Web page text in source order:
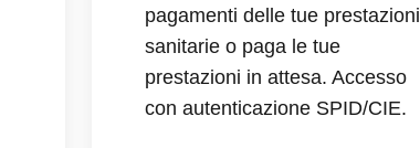
pagamenti delle tue prestazioni
sanitarie o paga le tue
prestazioni in attesa. Accesso
con autenticazione SPID/CIE.